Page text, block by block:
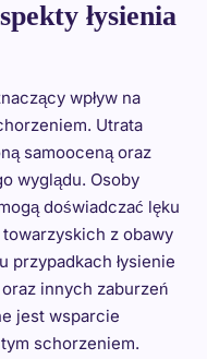
łysienia
wpływ na
Utrata
samooceną oraz
wyglądu. Osoby
doświadczać lęku
z obawy
przypadkach łysienie
innych zaburzeń
jest wsparcie
schorzeniem.